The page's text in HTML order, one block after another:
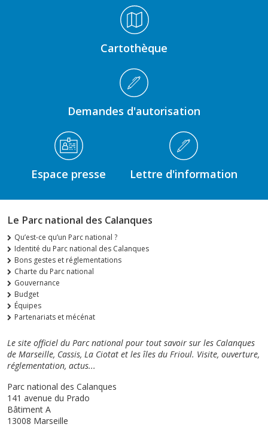
Cartothèque
Demandes d'autorisation
Espace presse Lettre d'information
Le Parc national des Calanques
Qu’est-ce qu’un Parc national ?
Identité du Parc national des Calanques
Bons gestes et réglementations
Charte du Parc national
Gouvernance
Budget
Équipes
Partenariats et mécénat
Le site officiel du Parc national pour tout savoir sur les Calanques
de Marseille, Cassis, La Ciotat et les îles du Frioul. Visite, ouverture,
réglementation, actus...
Parc national des Calanques
141 avenue du Prado
Bâtiment A
13008 Marseille